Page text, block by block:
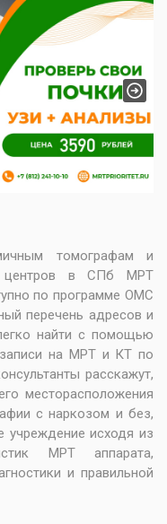
Next
томографам и
центров в СПб МРТ
по программе ОМС
перечень адресов и
найти с помощью
на МРТ и КТ по
расскажут,
месторасположения
с наркозом и без,
учреждение исходя из
МРТ аппарата,
и правильной